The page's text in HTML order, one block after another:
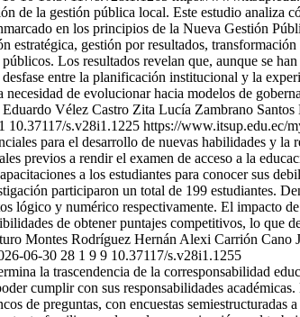
la gestión pública local. Este estudio analiza
en los principios de la Nueva Gestión
gestión por resultados,
Los resultados revelan que, aunque se
entre la planificación institucional y la
de evolucionar hacia modelos de
Vélez Castro Zita Lucía Zambrano Santos
10.37117/s.v28i1.1225 https://www.itsup.edu.ec/
para el desarrollo de nuevas habilidades y la
previos a rendir el examen de acceso a la
a los estudiantes para conocer sus
participaron un total de 199 estudiantes.
y numérico respectivamente. El impacto
de obtener puntajes competitivos, lo que
Montes Rodríguez Hernán Alexi Carrión Cano
06-30 28 1 9 9 10.37117/s.v28i1.1255
la trascendencia de la corresponsabilidad
cumplir con sus responsabilidades
de preguntas, con encuestas semiestructuradas